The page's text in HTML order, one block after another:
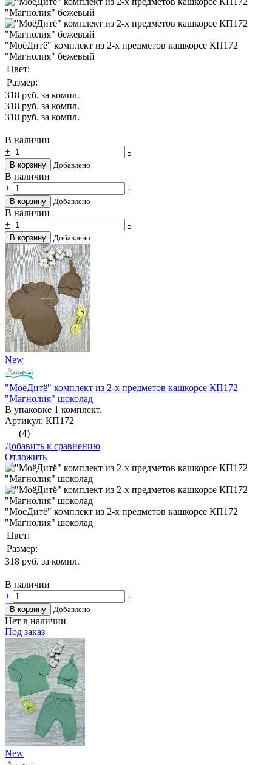
"МоёДитё" комплект из 2-х предметов кашкорсе КП172
"Магнолия" бежевый
Цвет:
Размер:
318 руб. за компл.
318 руб. за компл.
318 руб. за компл.
В наличии
+
-
В корзину Добавлено
В наличии
+
-
В корзину Добавлено
В наличии
+
-
В корзину Добавлено
New
"МоёДитё" комплект из 2-х предметов кашкорсе КП172
"Магнолия" шоколад
В упаковке 1 комплект.
Артикул: КП172
(4)
Добавить к сравнению
Отложить
"МоёДитё" комплект из 2-х предметов кашкорсе КП172
"Магнолия" шоколад
Цвет:
Размер:
318 руб. за компл.
В наличии
+
-
В корзину Добавлено
Нет в наличии
Под заказ
New